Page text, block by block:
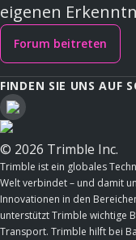
eigenen
Forum beitreten
FINDEN SIE UNS AUF
© 2026 Trimble Inc.
Trimble ist ein globales
Welt verbindet – und damit
Innovationen in den
unterstützt Trimble wichtige
Transport. Trimble hilft bei